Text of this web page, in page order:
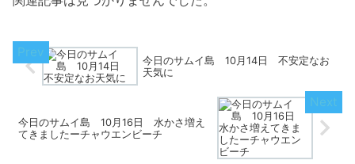
今日のサムイ島 10月14日 不安定なお
天気に
今日のサムイ島 10月16日 水かさ増え
てきましたーチャウエンビーチ